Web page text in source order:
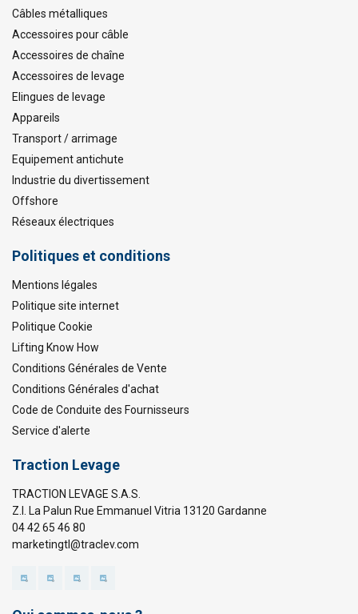
Câbles métalliques
Accessoires pour câble
Accessoires de chaîne
Accessoires de levage
Elingues de levage
Appareils
Transport / arrimage
Equipement antichute
Industrie du divertissement
Offshore
Réseaux électriques
Politiques et conditions
Mentions légales
Politique site internet
Politique Cookie
Lifting Know How
Conditions Générales de Vente
Conditions Générales d'achat
Code de Conduite des Fournisseurs
Service d'alerte
Traction Levage
TRACTION LEVAGE S.A.S.
Z.I. La Palun Rue Emmanuel Vitria 13120 Gardanne
04 42 65 46 80
marketingtl@traclev.com